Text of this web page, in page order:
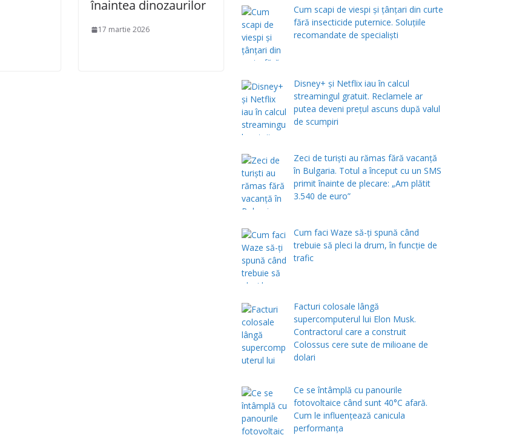
înaintea dinozaurilor
17 martie 2026
Cum scapi de viespi și țânțari din curte
fără insecticide puternice. Soluțiile
recomandate de specialiști
Disney+ și Netflix iau în calcul
streamingul gratuit. Reclamele ar
putea deveni prețul ascuns după valul
de scumpiri
Zeci de turiști au rămas fără vacanță
în Bulgaria. Totul a început cu un SMS
primit înainte de plecare: „Am plătit
3.540 de euro”
Cum faci Waze să-ți spună când
trebuie să pleci la drum, în funcție de
trafic
Facturi colosale lângă
supercomputerul lui Elon Musk.
Contractorul care a construit
Colossus cere sute de milioane de
dolari
Ce se întâmplă cu panourile
fotovoltaice când sunt 40°C afară.
Cum le influențează canicula
performanța